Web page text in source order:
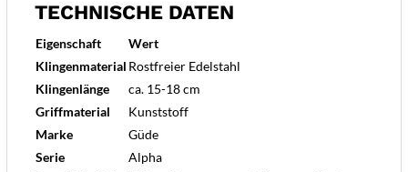
TECHNISCHE DATEN
Eigenschaft
Wert
Klingenmaterial Rostfreier Edelstahl
Klingenlänge
ca. 15-18 cm
Griffmaterial
Kunststoff
Marke
Güde
Serie
Alpha